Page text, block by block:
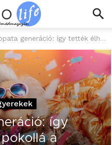
így tették élhetetlen pokollá a boomerek a világot
így
a